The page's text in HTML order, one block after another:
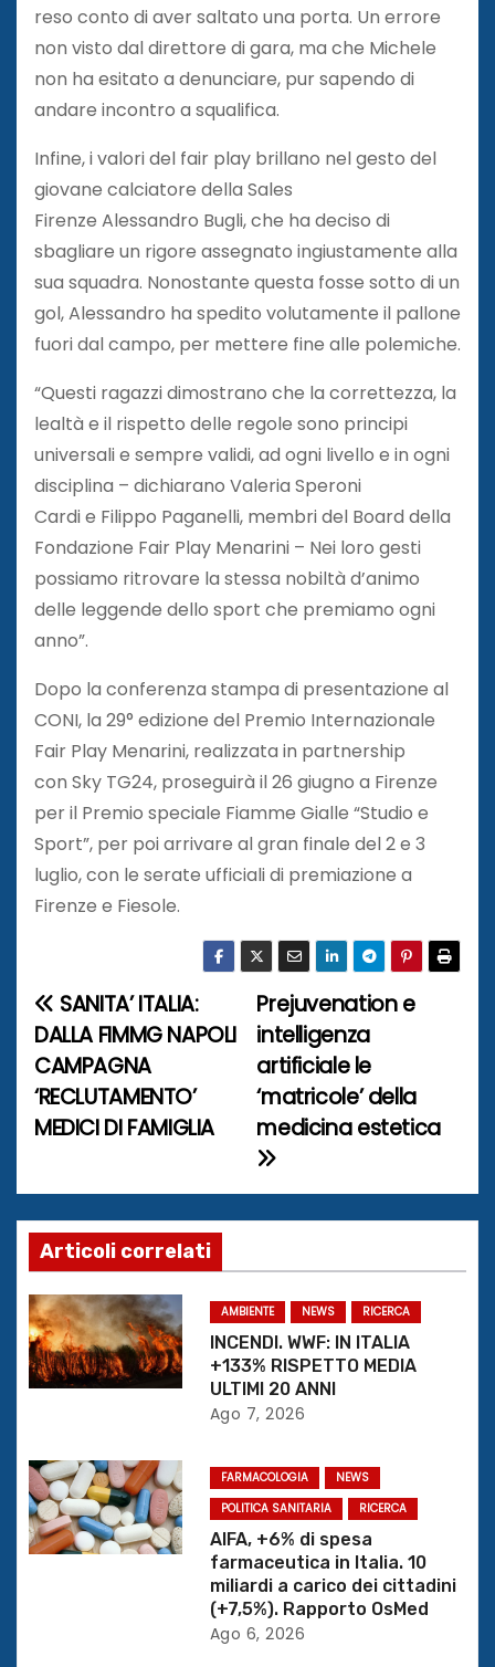
reso conto di aver saltato una porta. Un errore
non visto dal direttore di gara, ma che Michele
non ha esitato a denunciare, pur sapendo di
andare incontro a squalifica.
Infine, i valori del fair play brillano nel gesto del
giovane calciatore della Sales
Firenze Alessandro Bugli, che ha deciso di
sbagliare un rigore assegnato ingiustamente alla
sua squadra. Nonostante questa fosse sotto di un
gol, Alessandro ha spedito volutamente il pallone
fuori dal campo, per mettere fine alle polemiche.
“Questi ragazzi dimostrano che la correttezza, la
lealtà e il rispetto delle regole sono principi
universali e sempre validi, ad ogni livello e in ogni
disciplina – dichiarano Valeria Speroni
Cardi e Filippo Paganelli, membri del Board della
Fondazione Fair Play Menarini – Nei loro gesti
possiamo ritrovare la stessa nobiltà d’animo
delle leggende dello sport che premiamo ogni
anno”.
Dopo la conferenza stampa di presentazione al
CONI, la 29° edizione del Premio Internazionale
Fair Play Menarini, realizzata in partnership
con Sky TG24, proseguirà il 26 giugno a Firenze
per il Premio speciale Fiamme Gialle “Studio e
Sport”, per poi arrivare al gran finale del 2 e 3
luglio, con le serate ufficiali di premiazione a
Firenze e Fiesole.
N
a
v
g
a
z
i
o
e
a
Prejuvenation e
intelligenza
artificiale le
‘matricole’ della
medicina estetica
SANITA’ ITALIA:
DALLA FIMMG NAPOLI
CAMPAGNA
‘RECLUTAMENTO’
MEDICI DI FAMIGLIA
Articoli correlati
AMBIENTE NEWS RICERCA
INCENDI. WWF: IN ITALIA
+133% RISPETTO MEDIA
ULTIMI 20 ANNI
Ago 7, 2026
FARMACOLOGIA
NEWS
POLITICA SANITARIA
RICERCA
AIFA, +6% di spesa
farmaceutica in Italia. 10
miliardi a carico dei cittadini
(+7,5%). Rapporto OsMed
Ago 6, 2026